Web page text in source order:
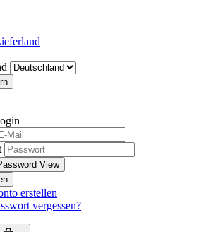
View
erstellen
vergessen?